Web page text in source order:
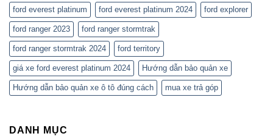
ford everest platinum ford everest platinum 2024 ford explorer
ford ranger 2023 ford ranger stormtrak
ford ranger stormtrak 2024 ford territory
giá xe ford everest platinum 2024 Hướng dẫn bảo quản xe
Hướng dẫn bảo quản xe ô tô đúng cách mua xe trả góp
DANH MỤC